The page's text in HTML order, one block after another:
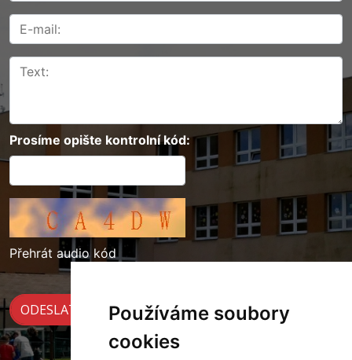
Používáme soubory
cookies
Prosíme opište kontrolní kód:
Přehrát audio kód